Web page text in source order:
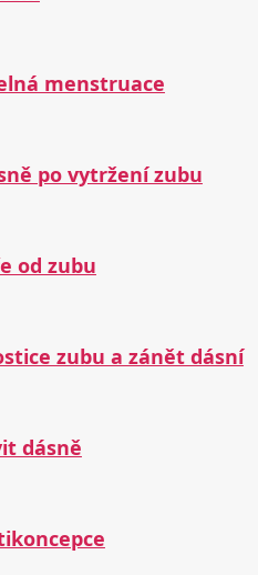
menstruace
po vytržení zubu
od zubu
zubu a zánět dásní
dásně